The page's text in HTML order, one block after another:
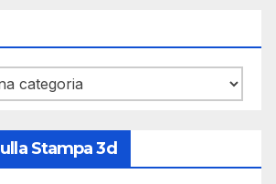
Stampa 3d